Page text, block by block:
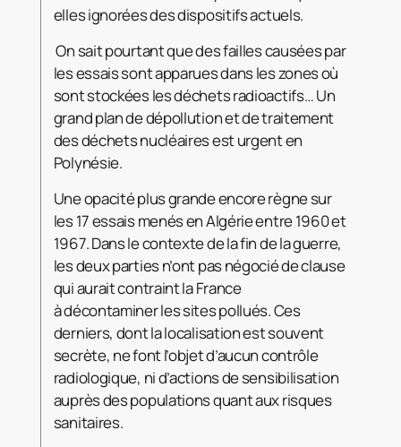
elles ignorées des dispositifs actuels.
On sait pourtant que des failles causées par
les essais sont apparues dans les zones où
sont stockées les déchets radioactifs… Un
grand plan de dépollution et de traitement
des déchets nucléaires est urgent en
Polynésie.
Une opacité plus grande encore règne sur
les 17 essais menés en Algérie entre 1960 et
1967. Dans le contexte de la fin de la guerre,
les deux parties n’ont pas négocié de clause
qui aurait contraint la France
à décontaminer les sites pollués. Ces
derniers, dont la localisation est souvent
secrète, ne font l’objet d’aucun contrôle
radiologique, ni d’actions de sensibilisation
auprès des populations quant aux risques
sanitaires.